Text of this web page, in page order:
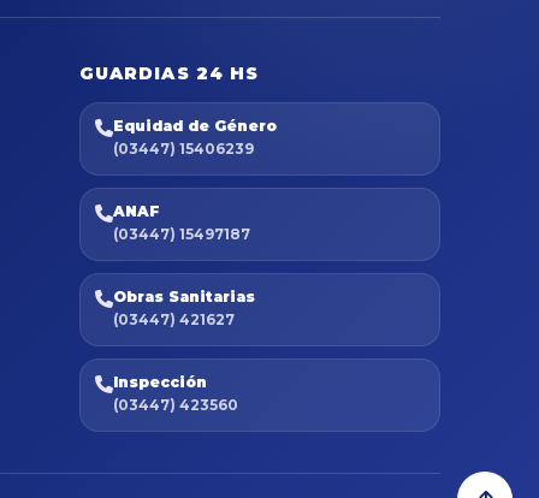
GUARDIAS 24 HS
Equidad de Género
(03447) 15406239
ANAF
(03447) 15497187
Obras Sanitarias
(03447) 421627
Inspección
(03447) 423560